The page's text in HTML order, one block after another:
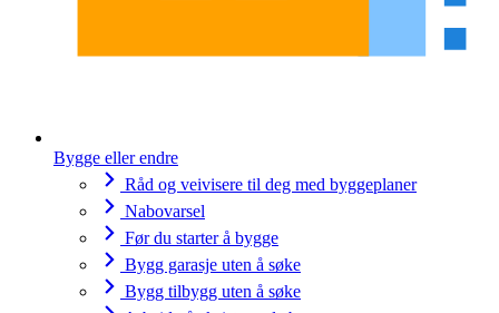
Bygge eller endre
Råd og veivisere til deg med byggeplaner
Nabovarsel
Før du starter å bygge
Bygg garasje uten å søke
Bygg tilbygg uten å søke